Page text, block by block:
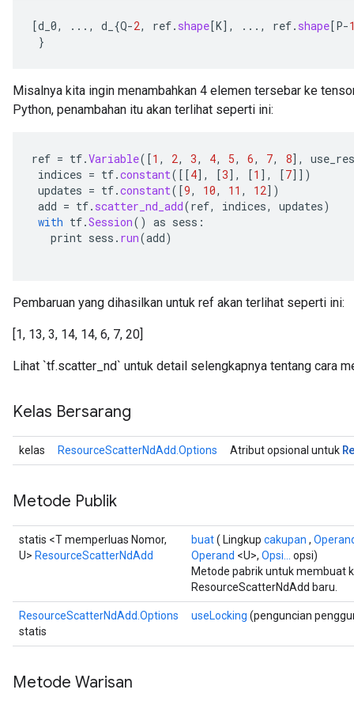
[d_0, ..., d_ {Q-2, ref. shape[K] , ..., ref. shape[P-
}
Misalnya kita ingin menambahkan 4 elemen tersebar ke
Python, penambahan itu akan terlihat seperti ini:
ref = tf.Variable( [1 , 2, 3, 4, 5, 6, 7, 8] ,
indices = tf.constant( [[4] , [3] , [1 ] , [7]] )
updates = tf.constant( [9, 10, 11 , 12] )
add = tf. scatter_nd_add(ref, indices, updates)
with tf.Session() as sess :
print sess . run(add)
Pembaruan yang dihasilkan untuk ref akan terlihat seperti ini:
[1, 13, 3, 14, 14, 6, 7, 20]
Lihat `tf.scatter_nd` untuk detail selengkapnya tentang cara
Kelas Bersarang
kelas ResourceScatterNdAdd.Options Atribut opsional untuk
Metode Publik
statis <T memperluas Nomor,
U> ResourceScatterNdAdd
buat( Lingkup cakupan ,
Operand <U>, Opsi...
opsi)
Metode pabrik untuk membuat
ResourceScatterNdAdd baru.
ResourceScatterNdAdd.Options
statis
useLocking (penguncian
Metode Warisan